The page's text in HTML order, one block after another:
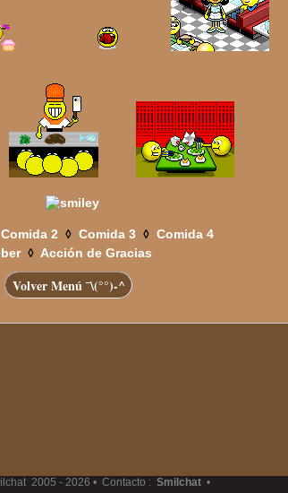
Comida 2 ◊ Comida 3 ◊ Comida 4
◊ Acción de Gracias
Volver Menú ¯\(°°)-^
2005 - 2026 • Contacto : Smilchat •